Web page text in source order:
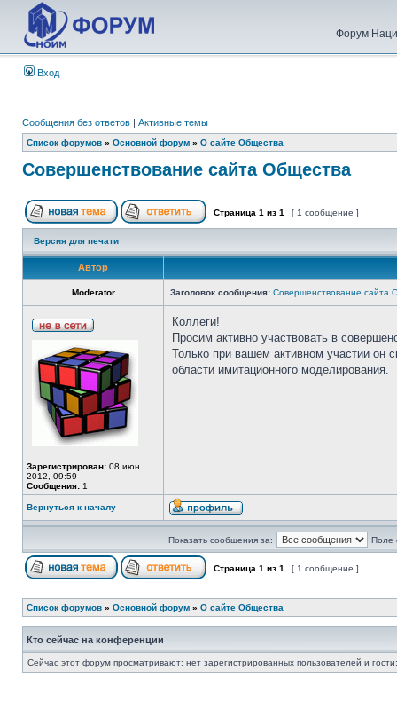
Форум
Вход
Сообщения без ответов | Активные темы
Список форумов » Основной форум » О сайте Общества
Совершенствование сайта Общества
Страница 1 из 1 [ 1 сообщение ]
Версия для печати
Автор
Moderator Заголовок сообщения: Совершенствование сайта
Зарегистрирован: 08 июн
2012, 09:59
Сообщения: 1
Коллеги!
Просим активно участвовать в
Только при вашем активном участии он
области имитационного моделирования.
Вернуться к началу
Показать сообщения за: Поле
Страница 1 из 1 [ 1 сообщение ]
Список форумов » Основной форум » О сайте Общества
Кто сейчас на конференции
Сейчас этот форум просматривают: нет зарегистрированных пользователей и